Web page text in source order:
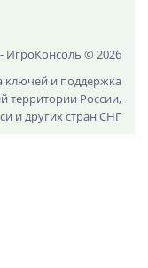
ИгроКонсоль © 2026
ключей и поддержка
территории России,
и других стран СНГ